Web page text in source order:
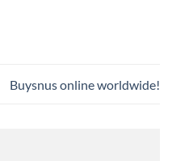
Buysnus online worldwide!